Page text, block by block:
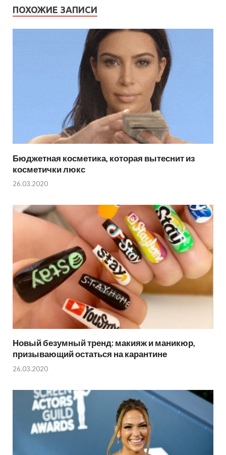
ПОХОЖИЕ ЗАПИСИ
Бюджетная косметика, которая вытеснит из
косметички люкс
26.03.2020
Новый безумный тренд: макияж и маникюр,
призывающий остаться на карантине
26.03.2020